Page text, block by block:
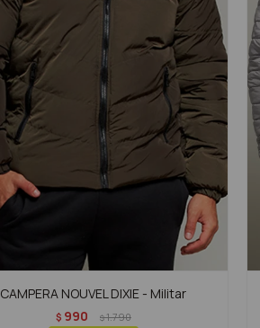
CAMPERA NOUVEL DIXIE - Militar
$ 990 $1.790